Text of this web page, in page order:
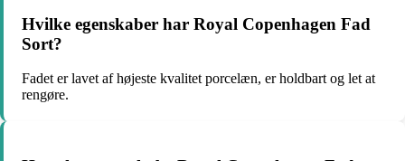
Hvilke egenskaber har Royal Copenhagen Fad
Sort?
Fadet er lavet af højeste kvalitet porcelæn, er holdbart og let at
rengøre.